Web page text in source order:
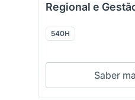
Regional e
540H
Saber